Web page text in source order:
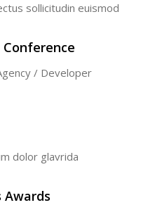
sollicitudin euismod
Conference
/ Developer
dolor glavrida
Awards